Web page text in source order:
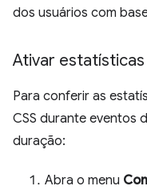
dos usuários com
Ativar
Para conferir as
CSS durante eventos
duração:
Abra o menu